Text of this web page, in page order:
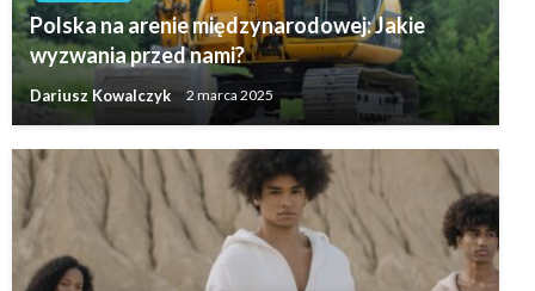
Polska na arenie międzynarodowej: Jakie
wyzwania przed nami?
Dariusz Kowalczyk 2 marca 2025